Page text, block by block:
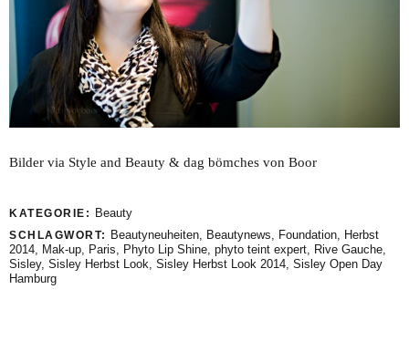
Bilder via Style and Beauty & dag bömches von Boor
KATEGORIE: Beauty
SCHLAGWORT: Beautyneuheiten, Beautynews, Foundation, Herbst
2014, Mak-up, Paris, Phyto Lip Shine, phyto teint expert, Rive Gauche,
Sisley, Sisley Herbst Look, Sisley Herbst Look 2014, Sisley Open Day
Hamburg